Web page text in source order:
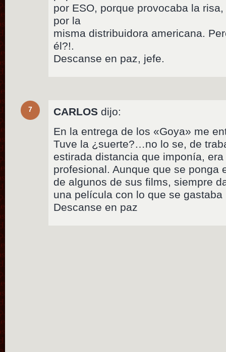
por ESO, porque provocaba la
por la
misma distribuidora americana.
él?!.
Descanse en paz, jefe.
7 CARLOS dijo:
En la entrega de los «Goya» me
Tuve la ¿suerte?…no lo se, de
estirada distancia que imponía,
profesional. Aunque que se ponga
de algunos de sus films, siempre
una película con lo que se
Descanse en paz